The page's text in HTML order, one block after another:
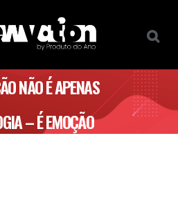
NÃO É APENAS
– É EMOÇÃO